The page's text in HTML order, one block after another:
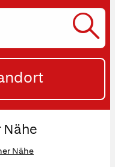
Nähe